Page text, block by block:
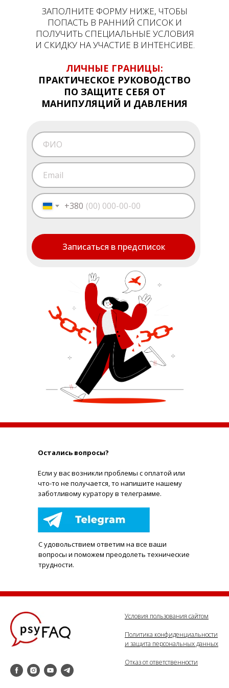
ЛИЧНЫЕ ГРАНИЦЫ:
ПРАКТИЧЕСКОЕ РУКОВОДСТВО
ПО ЗАЩИТЕ СЕБЯ ОТ
МАНИПУЛЯЦИЙ И ДАВЛЕНИЯ
+380
Записаться в предсписок
ЗАПОЛНИТЕ ФОРМУ НИЖЕ, ЧТОБЫ
ПОПАСТЬ В РАННИЙ СПИСОК И
ПОЛУЧИТЬ СПЕЦИАЛЬНЫЕ УСЛОВИЯ
И СКИДКУ НА УЧАСТИЕ В ИНТЕНСИВЕ.
Остались вопросы?
Если у вас возникли проблемы с оплатой или
что-то не получается, то напишите нашему
заботливому куратору в телеграмме.
С удовольствием ответим на все ваши
вопросы и поможем преодолеть технические
трудности.
Условия пользования сайтом
Политика конфиденциальности
и защита персональных данных
Отказ от ответственности